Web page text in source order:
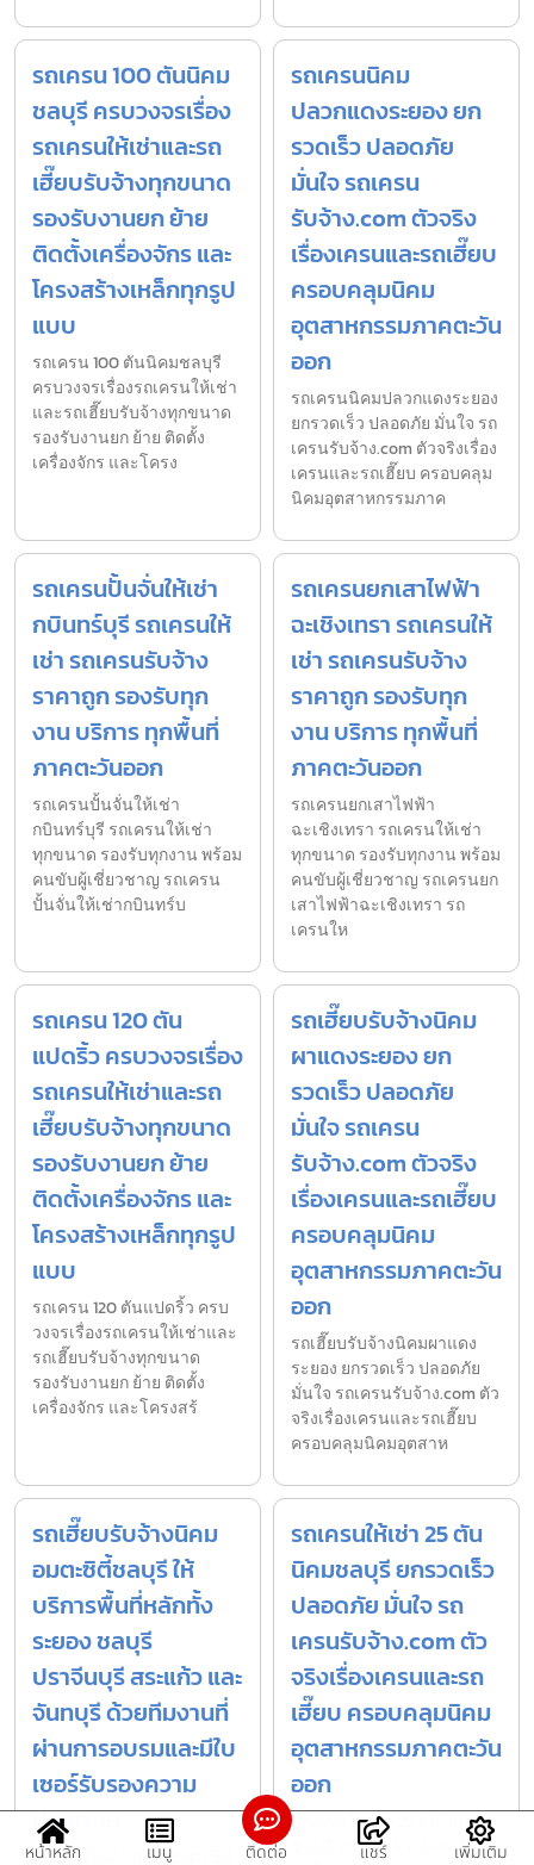
รถเครน 100 ตันนิคม
ชลบุรี ครบวงจรเรื่อง
รถเครนให้เช่าและรถ
เฮี๊ยบรับจ้างทุกขนาด
รองรับงานยก ย้าย
ติดตั้งเครื่องจักร และ
โครงสร้างเหล็กทุกรูป
แบบ
รถเครน 100 ตันนิคมชลบุรี
ครบวงจรเรื่องรถเครนให้เช่า
และรถเฮี๊ยบรับจ้างทุกขนาด
รองรับงานยก ย้าย ติดตั้ง
เครื่องจักร และโครง
รถเครนนิคม
ปลวกแดงระยอง ยก
รวดเร็ว ปลอดภัย
มั่นใจ รถเครน
รับจ้าง.com ตัวจริง
เรื่องเครนและรถเฮี๊ยบ
ครอบคลุมนิคม
อุตสาหกรรมภาคตะวัน
ออก
รถเครนนิคมปลวกแดงระยอง
ยกรวดเร็ว ปลอดภัย มั่นใจ รถ
เครนรับจ้าง.com ตัวจริงเรื่อง
เครนและรถเฮี๊ยบ ครอบคลุม
นิคมอุตสาหกรรมภาค
รถเครนปั้นจั่นให้เช่า
กบินทร์บุรี รถเครนให้
เช่า รถเครนรับจ้าง
ราคาถูก รองรับทุก
งาน บริการ ทุกพื้นที่
ภาคตะวันออก
รถเครนปั้นจั่นให้เช่า
กบินทร์บุรี รถเครนให้เช่า
ทุกขนาด รองรับทุกงาน พร้อม
คนขับผู้เชี่ยวชาญ รถเครน
ปั้นจั่นให้เช่ากบินทร์บ
รถเครนยกเสาไฟฟ้า
ฉะเชิงเทรา รถเครนให้
เช่า รถเครนรับจ้าง
ราคาถูก รองรับทุก
งาน บริการ ทุกพื้นที่
ภาคตะวันออก
รถเครนยกเสาไฟฟ้า
ฉะเชิงเทรา รถเครนให้เช่า
ทุกขนาด รองรับทุกงาน พร้อม
คนขับผู้เชี่ยวชาญ รถเครนยก
เสาไฟฟ้าฉะเชิงเทรา รถ
เครนให
รถเครน 120 ตัน
แปดริ้ว ครบวงจรเรื่อง
รถเครนให้เช่าและรถ
เฮี๊ยบรับจ้างทุกขนาด
รองรับงานยก ย้าย
ติดตั้งเครื่องจักร และ
โครงสร้างเหล็กทุกรูป
แบบ
รถเครน 120 ตันแปดริ้ว ครบ
วงจรเรื่องรถเครนให้เช่าและ
รถเฮี๊ยบรับจ้างทุกขนาด
รองรับงานยก ย้าย ติดตั้ง
เครื่องจักร และโครงสร้
รถเฮี๊ยบรับจ้างนิคม
ผาแดงระยอง ยก
รวดเร็ว ปลอดภัย
มั่นใจ รถเครน
รับจ้าง.com ตัวจริง
เรื่องเครนและรถเฮี๊ยบ
ครอบคลุมนิคม
อุตสาหกรรมภาคตะวัน
ออก
รถเฮี๊ยบรับจ้างนิคมผาแดง
ระยอง ยกรวดเร็ว ปลอดภัย
มั่นใจ รถเครนรับจ้าง.com ตัว
จริงเรื่องเครนและรถเฮี๊ยบ
ครอบคลุมนิคมอุตสาห
รถเฮี๊ยบรับจ้างนิคม
อมตะซิตี้ชลบุรี ให้
บริการพื้นที่หลักทั้ง
ระยอง ชลบุรี
ปราจีนบุรี สระแก้ว และ
จันทบุรี ด้วยทีมงานที่
ผ่านการอบรมและมีใบ
เซอร์รับรองความ
ปลอดภัย
รถเฮี๊ยบรับจ้างนิคมอมตะซิตี้
รถเครนให้เช่า 25 ตัน
นิคมชลบุรี ยกรวดเร็ว
ปลอดภัย มั่นใจ รถ
เครนรับจ้าง.com ตัว
จริงเรื่องเครนและรถ
เฮี๊ยบ ครอบคลุมนิคม
อุตสาหกรรมภาคตะวัน
ออก
รถเครนให้เช่า 25 ตันนิคม
ชลบุรี ยกรวดเร็ว ปลอดภัย
หน้าหลัก เมนู ติดต่อ แชร์ เพิ่มเติม